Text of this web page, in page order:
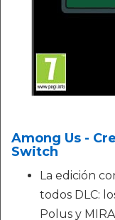
Among Us -
Switch
La edición
todos DLC:
Polus y